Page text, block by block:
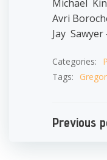
Michael
Avri
Jay
Categories:
Tags:
Previous